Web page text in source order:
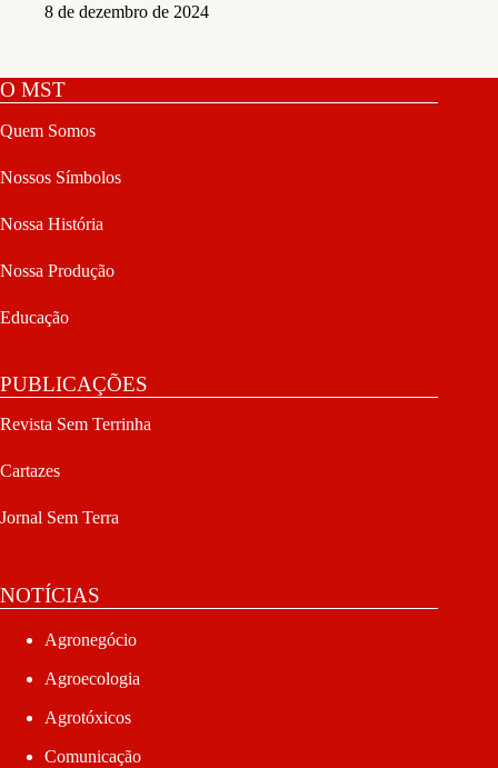
8 de dezembro de 2024
O MST
Quem Somos
Nossos Símbolos
Nossa História
Nossa Produção
Educação
PUBLICAÇÕES
Revista Sem Terrinha
Cartazes
Jornal Sem Terra
NOTÍCIAS
Agronegócio
Agroecologia
Agrotóxicos
Comunicação